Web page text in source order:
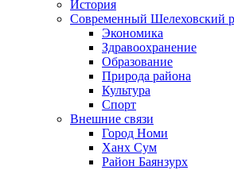
История
Современный Шелеховский
Экономика
Здравоохранение
Образование
Природа района
Культура
Спорт
Внешние связи
Город Номи
Ханх Сум
Район Баянзурх